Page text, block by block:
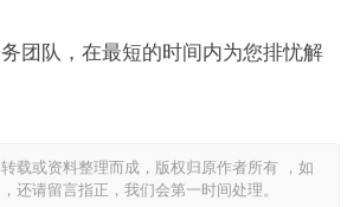
团队，在最短的时间内为您排忧解
载或资料整理而成，版权归原作者所有 ，如
还请留言指正，我们会第一时间处理。